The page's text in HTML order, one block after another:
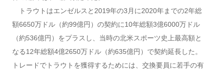
トラウトはエンゼルスと2019年の3月に2020年までの2年総
額6650万ドル（約99億円）の契約に10年総額3億6000万ドル
（約536億円）をプラスし、当時の北米スポーツ史上最高額と
なる12年総額4億2650万ドル（約635億円）で契約延長した。
トレードでトラウトを獲得するためには、交換要員に若手の有